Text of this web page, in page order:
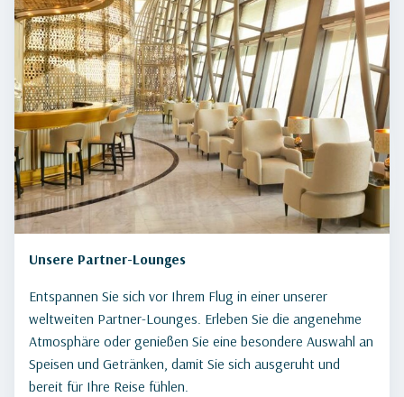
Unsere Partner-Lounges
Entspannen Sie sich vor Ihrem Flug in einer unserer
weltweiten Partner-Lounges. Erleben Sie die angenehme
Atmosphäre oder genießen Sie eine besondere Auswahl an
Speisen und Getränken, damit Sie sich ausgeruht und
bereit für Ihre Reise fühlen.